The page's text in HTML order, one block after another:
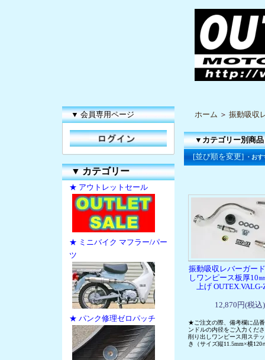
▼ 会員専用ページ
▼カテゴリー
★ アウトレットセール
★ ミニバイク マフラー/パー
ツ
★ パンク修理ゼロパッチ
ホーム ＞ 振動吸収
▼カテゴリー別商品
[並び順を変更]
・お
振動吸収レバーガー
しワンピース板厚10
上げ
12,870円(税込)
★ご注文の際、備考欄に品
ンドルの内径をご入力く
削り出しワンピース用ステ
き（サイズ縦11.5mm×横120